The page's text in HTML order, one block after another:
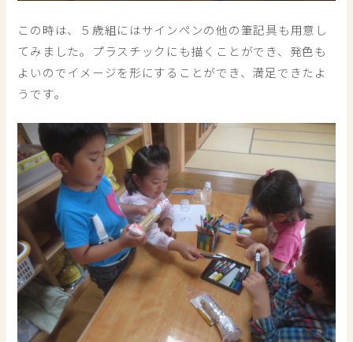
この時は、５歳組にはサインペンの他の筆記具も用意し
てみました。プラスチックにも描くことができ、発色も
よいのでイメージを形にすることができ、満足できたよ
うです。